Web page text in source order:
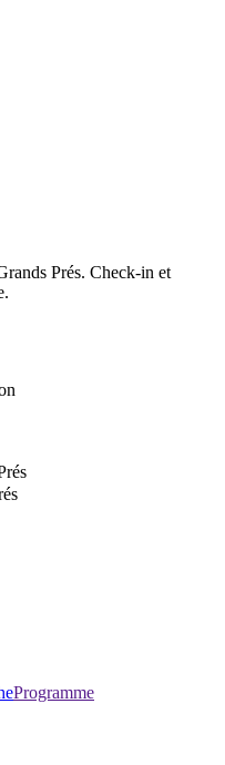
Prés. Check-in et
Programme